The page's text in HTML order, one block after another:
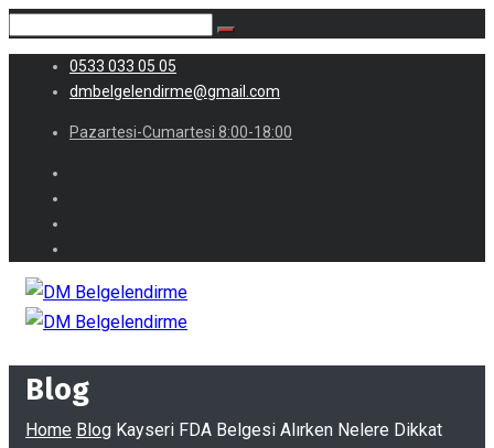
0533 033 05 05
dmbelgelendirme@gmail.com
Pazartesi-Cumartesi 8:00-18:00
Blog
Home Blog Kayseri FDA Belgesi Alırken Nelere Dikkat